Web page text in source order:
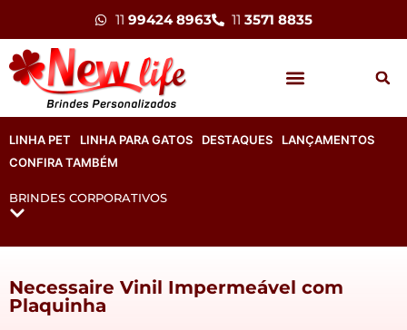
11 99424 8963 11 3571 8835
LINHA PET LINHA PARA GATOS DESTAQUES
LANÇAMENTOS
CONFIRA TAMBÉM
BRINDES CORPORATIVOS
Necessaire Vinil Impermeável com
Plaquinha